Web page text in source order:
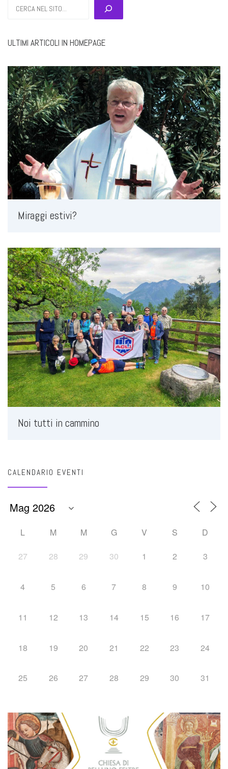
ULTIMI ARTICOLI IN HOMEPAGE
Miraggi estivi?
Noi tutti in cammino
CALENDARIO EVENTI
L M M G V S D
27 28 29 30 1 2 3
4 5 6 7 8 9 10
11 12 13 14 15 16 17
18 19 20 21 22 23 24
25 26 27 28 29 30 31